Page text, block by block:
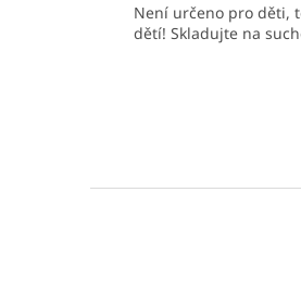
Není určeno pro děti,
dětí! Skladujte na